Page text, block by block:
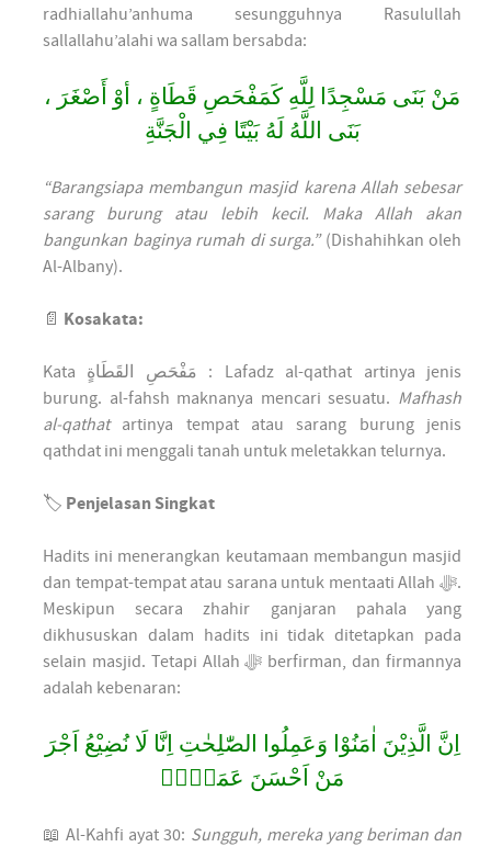
radhiallahu’anhuma sesungguhnya Rasulullah
sallallahu’alahi wa sallam bersabda:
مَنْ بَنَى مَسْجِدًا لِلَّهِ كَمَفْحَصِ قَطَاةٍ ، أوْ أَصْغَرَ ،
بَنَى اللَّهُ لَهُ بَيْتًا فِي الْجَنَّةِ
“Barangsiapa membangun masjid karena Allah sebesar
sarang burung atau lebih kecil. Maka Allah akan
bangunkan baginya rumah di surga.”(Dishahihkan oleh
Al-Albany).
📄 Kosakata:
Kata مَفْحَصِ القَطَاةٍ : Lafadz al-qathat artinya jenis
burung. al-fahsh maknanya mencari sesuatu. Mafhash
al-qathatartinya tempat atau sarang burung jenis
qathdat ini menggali tanah untuk meletakkan telurnya.
🏷️ Penjelasan Singkat
Hadits ini menerangkan keutamaan membangun masjid
dan tempat-tempat atau sarana untuk mentaati Allah ﷻ.
Meskipun secara zhahir ganjaran pahala yang
dikhususkan dalam hadits ini tidak ditetapkan pada
selain masjid. Tetapi Allah ﷻ berfirman, dan firmannya
adalah kebenaran:
اِنَّ الَّذِيْنَ اٰمَنُوْا وَعَمِلُوا الصّٰلِحٰتِ اِنَّا لَا نُضِيْعُ اَجْرَ
مَنْ اَحْسَنَ عَمَلًاۚ
📖 Al-Kahfi ayat 30: Sungguh, mereka yang beriman dan